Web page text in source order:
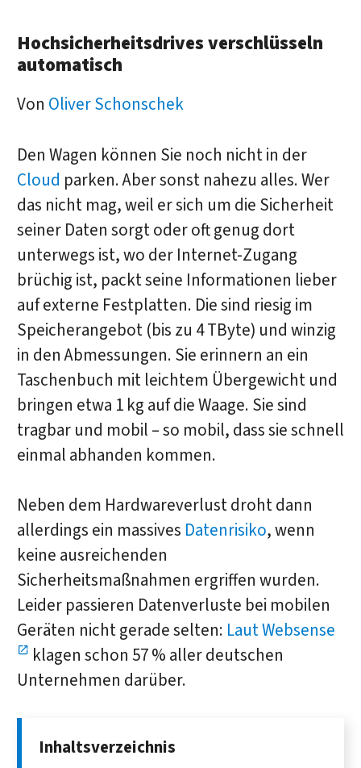
Hochsicherheitsdrives verschlüsseln
automatisch
Von Oliver Schonschek
Den Wagen können Sie noch nicht in der
Cloud parken. Aber sonst nahezu alles. Wer
das nicht mag, weil er sich um die Sicherheit
seiner Daten sorgt oder oft genug dort
unterwegs ist, wo der Internet-Zugang
brüchig ist, packt seine Informationen lieber
auf externe Festplatten. Die sind riesig im
Speicherangebot (bis zu 4 TByte) und winzig
in den Abmessungen. Sie erinnern an ein
Taschenbuch mit leichtem Übergewicht und
bringen etwa 1 kg auf die Waage. Sie sind
tragbar und mobil – so mobil, dass sie schnell
einmal abhanden kommen.
Neben dem Hardwareverlust droht dann
allerdings ein massives Datenrisiko, wenn
keine ausreichenden
Sicherheitsmaßnahmen ergriffen wurden.
Leider passieren Datenverluste bei mobilen
Geräten nicht gerade selten: Laut Websense
klagen schon 57 % aller deutschen
Unternehmen darüber.
Inhaltsverzeichnis